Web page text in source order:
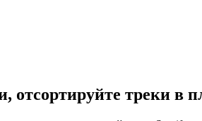
отсортируйте треки в